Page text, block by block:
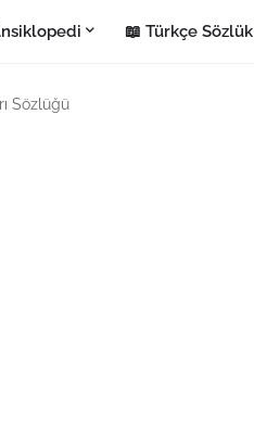
📖 Türkçe Sözlük
Sözlüğü